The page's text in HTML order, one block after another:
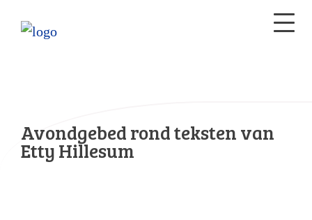
Avondgebed rond teksten van
Etty Hillesum